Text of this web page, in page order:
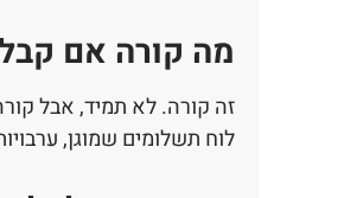
מה קורה אם
זה קורה. לא תמיד, אבל
לוח תשלומים שמוגן,